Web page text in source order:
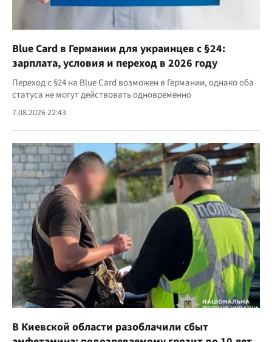
Blue Card в Германии для украинцев с §24:
зарплата, условия и переход в 2026 году
Переход с §24 на Blue Card возможен в Германии, однако оба
статуса не могут действовать одновременно
7.08.2026 22:43
В Киевской области разоблачили сбыт